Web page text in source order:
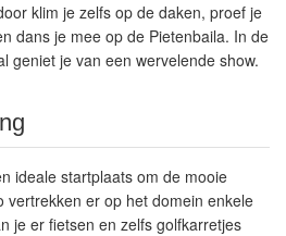
klim je zelfs op de daken, proef je
dans je mee op de Pietenbaila. In de
geniet je van een wervelende show.
ideale startplaats om de mooie
vertrekken er op het domein enkele
je er fietsen en zelfs golfkarretjes